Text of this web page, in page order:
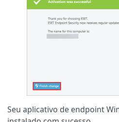
Seu aplicativo de endpoint